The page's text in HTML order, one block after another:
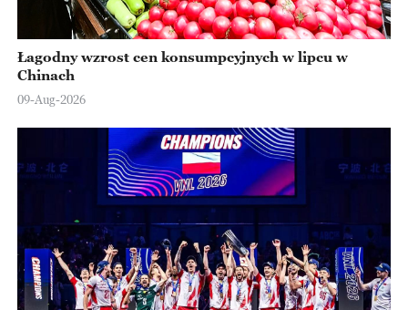
Łagodny wzrost cen konsumpcyjnych w lipcu w
Chinach
09-Aug-2026